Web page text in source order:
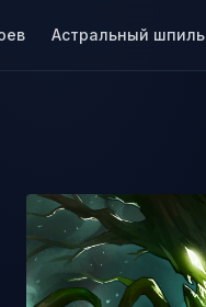
Астральный шпиль